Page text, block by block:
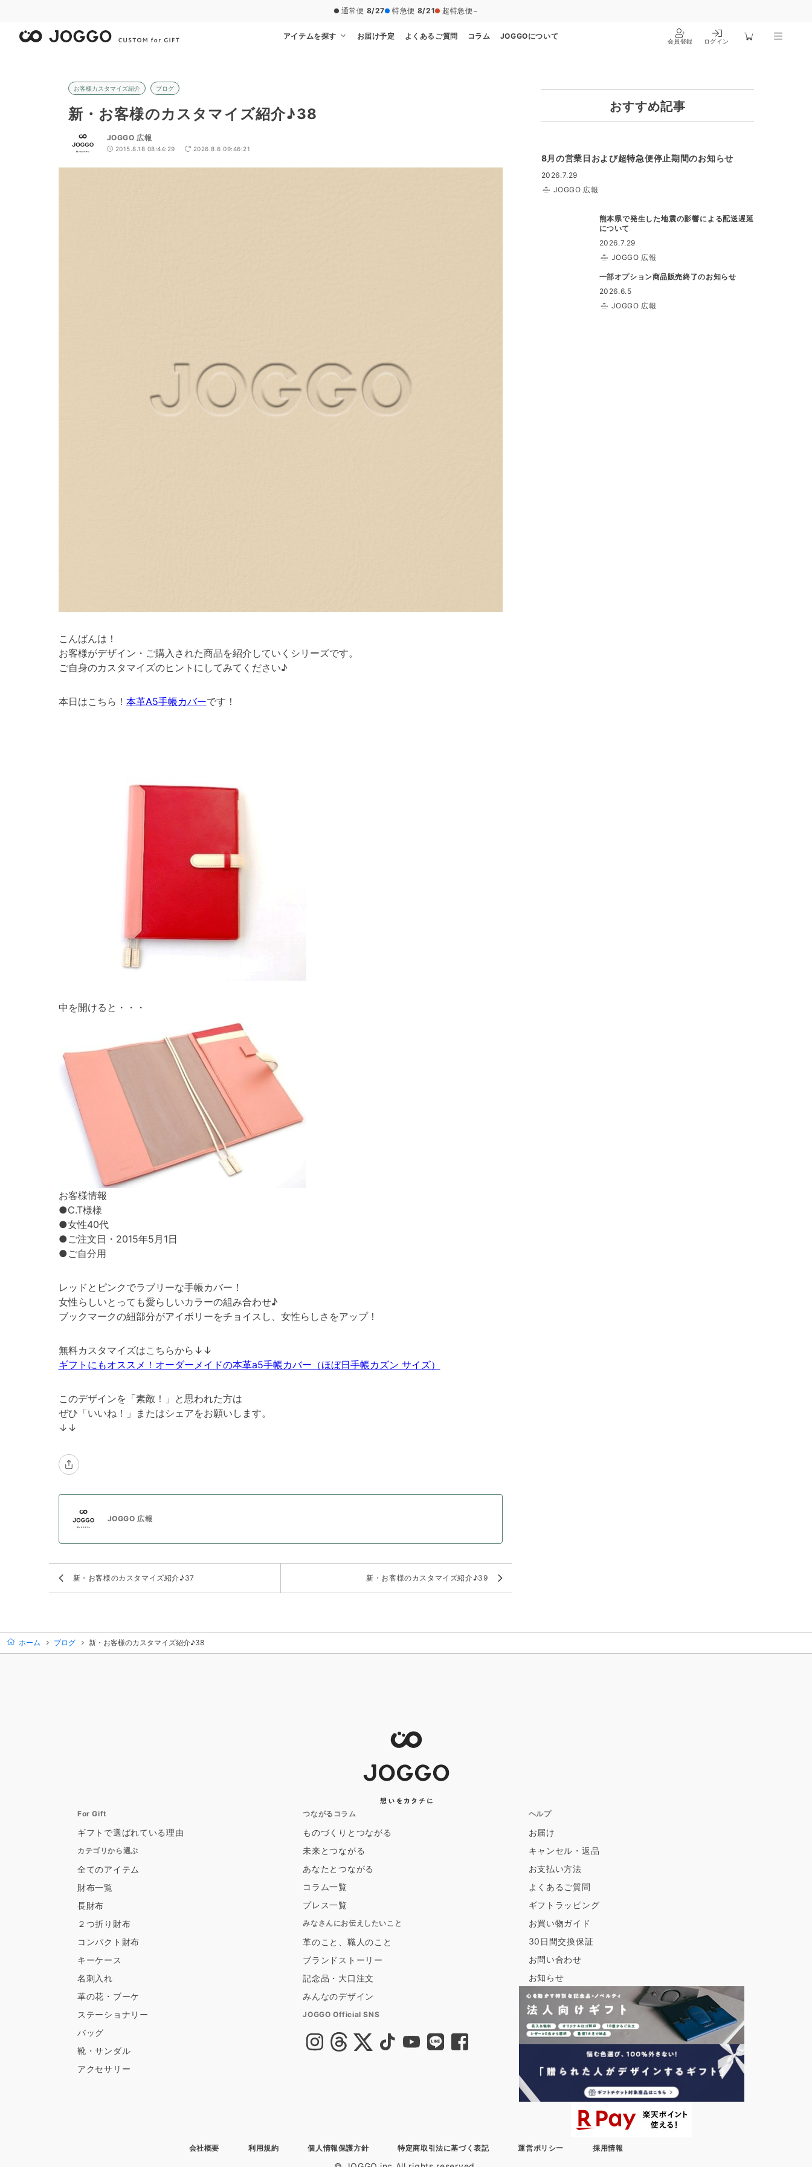
通常便 8/27 特急便 8/21 超特急便 −
アイテムを探す お届け予定 よくあるご質問 コラム JOGGOについて
会員登録 ログイン
お客様カスタマイズ紹介 ブログ
新・お客様のカスタマイズ紹介♪38
JOGGO 広報
2015.8.18 08:44:29 2026.8.6 09:46:21
こんばんは！
お客様がデザイン・ご購入された商品を紹介していくシリーズです。
ご自身のカスタマイズのヒントにしてみてください♪
本日はこちら！ 本革A5手帳カバーです！
中を開けると・・・
お客様情報
●C.T様様
●女性40代
●ご注文日・2015年5月1日
●ご自分用
レッドとピンクでラブリーな手帳カバー！
女性らしいとっても愛らしいカラーの組み合わせ♪
ブックマークの紐部分がアイボリーをチョイスし、女性らしさをアップ！
無料カスタマイズはこちらから↓↓
ギフトにもオススメ！オーダーメイドの本革a5手帳カバー（ほぼ日手帳カズン サイズ）
このデザインを「素敵！」と思われた方は
ぜひ「いいね！」またはシェアをお願いします。
↓↓
JOGGO 広報
新・お客様のカスタマイズ紹介♪37 新・お客様のカスタマイズ紹介♪39
おすすめ記事
8月の営業日および超特急便停止期間のお知らせ
2026.7.29
JOGGO 広報
熊本県で発生した地震の影響による配送遅延
について
2026.7.29
JOGGO 広報
一部オプション商品販売終了のお知らせ
2026.6.5
JOGGO 広報
ホーム ブログ 新・お客様のカスタマイズ紹介♪38
For Gift
ギフトで選ばれている理由
カテゴリから選ぶ
全てのアイテム
財布一覧
長財布
２つ折り財布
コンパクト財布
キーケース
名刺入れ
革の花・ブーケ
ステーショナリー
バッグ
靴・サンダル
アクセサリー
つながるコラム
ものづくりとつながる
未来とつながる
あなたとつながる
コラム一覧
プレス一覧
みなさんにお伝えしたいこと
革のこと、職人のこと
ブランドストーリー
記念品・大口注文
みんなのデザイン
JOGGO Official SNS
ヘルプ
お届け
キャンセル・返品
お支払い方法
よくあるご質問
ギフトラッピング
お買い物ガイド
30日間交換保証
お問い合わせ
お知らせ
会社概要 利用規約 個人情報保護方針 特定商取引法に基づく表記 運営ポリシー 採用情報